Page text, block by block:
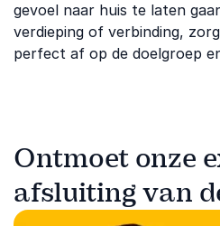
gevoel naar huis te laten
verdieping of verbinding,
perfect af op de doelgroep
Ontmoet onze
afsluiting van